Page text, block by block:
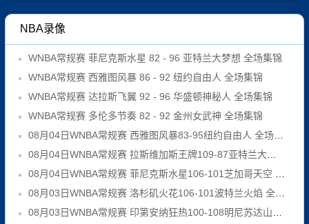
NBA录像
WNBA常规赛 菲尼克斯水星 82 - 96 亚特兰大梦想 全场集锦
WNBA常规赛 西雅图风暴 86 - 92 纽约自由人 全场集锦
WNBA常规赛 达拉斯飞翼 92 - 96 华盛顿神秘人 全场集锦
WNBA常规赛 多伦多节奏 82 - 92 金州女武神 全场集锦
08月04日WNBA常规赛 西雅图风暴83-95纽约自由人 全场集锦
08月04日WNBA常规赛 拉斯维加斯王牌109-87亚特兰大梦想 全场集锦
08月04日WNBA常规赛 菲尼克斯水星106-101芝加哥天空 全场集锦
08月03日WNBA常规赛 洛杉矶火花106-101波特兰火焰 全场集锦
08月03日WNBA常规赛 印第安纳狂热100-108明尼苏达山猫 全场集锦